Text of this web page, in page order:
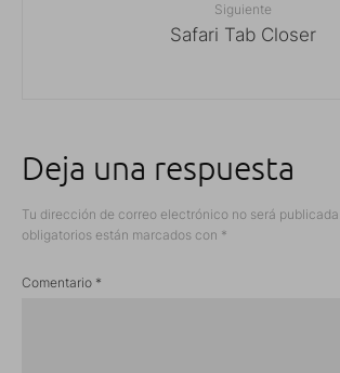
Siguiente
Safari Tab Closer
Deja una respuesta
Tu dirección de correo electrónico no será publicada.
obligatorios están marcados con *
Comentario *